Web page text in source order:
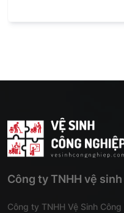
Công ty TNHH vệ
Công ty TNHH Vệ Sinh